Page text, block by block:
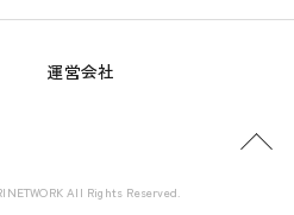
運営会社
All Rights Reserved.